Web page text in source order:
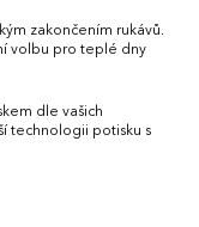
zakončením rukávů.
volbu pro teplé dny
dle vašich
technologii potisku s